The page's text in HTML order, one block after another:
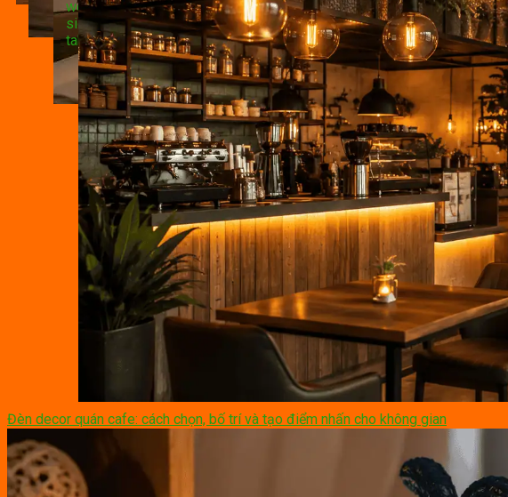
Đèn decor quán cafe: cách chọn, bố trí và tạo điểm nhấn cho không gian